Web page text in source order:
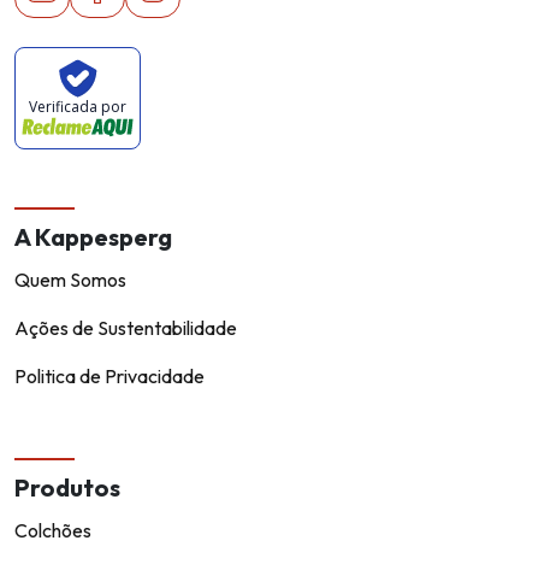
Verificada por
A Kappesperg
Quem Somos
Ações de Sustentabilidade
Politica de Privacidade
Produtos
Colchões